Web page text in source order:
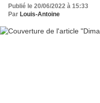
Publié le 20/06/2022 à 15:33
Par Louis-Antoine